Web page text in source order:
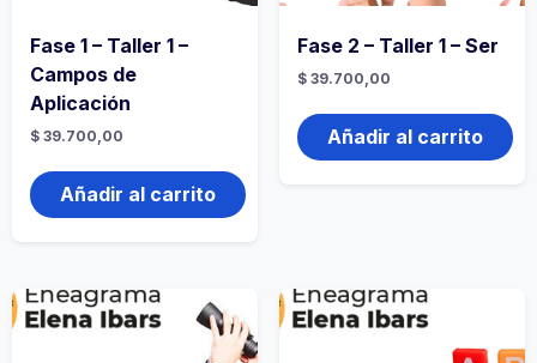
Fase 1 – Taller 1 –
Campos de
Aplicación
$ 39.700,00
Añadir al carrito
Fase 2 – Taller 1 – Ser
$39.700,00
Añadir al carrito